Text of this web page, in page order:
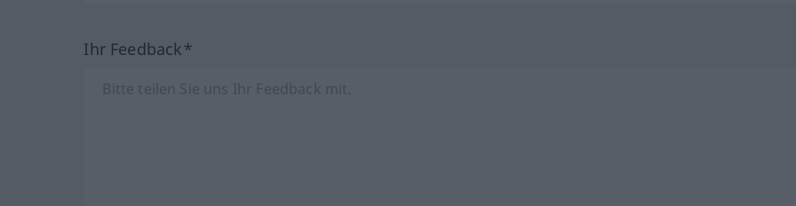
Ihr Feedback*